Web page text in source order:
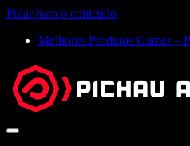
Pular para o conteúdo
Melhores Produtos Gamer –
Abrir